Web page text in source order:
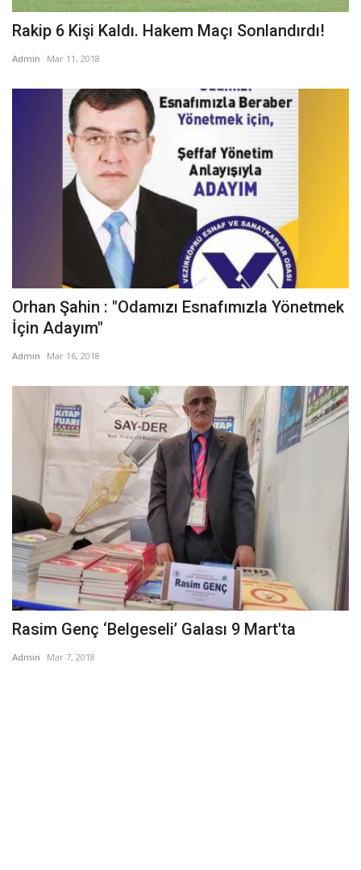
Rakip 6 Kişi Kaldı. Hakem Maçı Sonlandırdı!
Admin Mar 11, 2018
Orhan Şahin : "Odamızı Esnafımızla Yönetmek
İçin Adayım"
Admin Mar 16, 2018
Rasim Genç ‘Belgeseli’ Galası 9 Mart'ta
Admin Mar 7, 2018